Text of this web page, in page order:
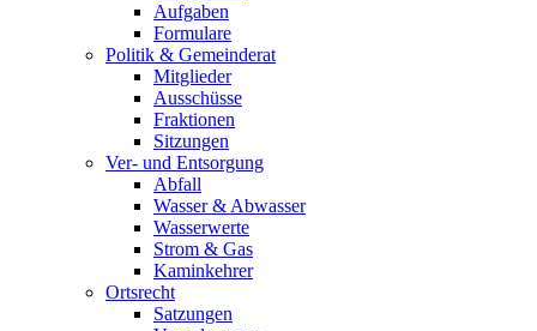
Aufgaben
Formulare
Politik & Gemeinderat
Mitglieder
Ausschüsse
Fraktionen
Sitzungen
Ver- und Entsorgung
Abfall
Wasser & Abwasser
Wasserwerte
Strom & Gas
Kaminkehrer
Ortsrecht
Satzungen